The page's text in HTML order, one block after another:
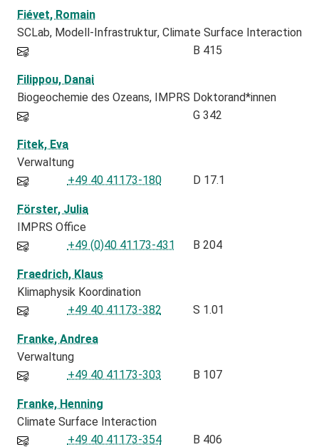
Fiévet, Romain
SCLab Modell-Infrastruktur Climate Surface Interaction
B 415
Filippou, Danai
Biogeochemie des Ozeans IMPRS Doktorand*innen
G 342
Fitek, Eva
Verwaltung
+49 40 41173-180
D 17.1
Förster, Julia
IMPRS Office
+49 (0)40 41173-431
B 204
Fraedrich, Klaus
Klimaphysik Koordination
+49 40 41173-382
S 1.01
Franke, Andrea
Verwaltung
+49 40 41173-303
B 107
Franke, Henning
Climate Surface Interaction
+49 40 41173-354
B 406